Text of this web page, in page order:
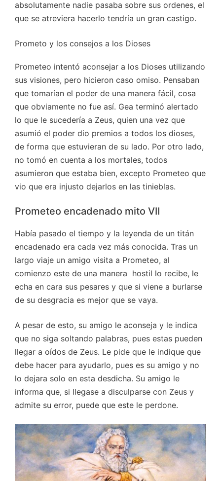
absolutamente nadie pasaba sobre sus ordenes, el
que se atreviera hacerlo tendría un gran castigo.
Prometo y los consejos a los Dioses
Prometeo intentó aconsejar a los Dioses utilizando
sus visiones, pero hicieron caso omiso. Pensaban
que tomarían el poder de una manera fácil, cosa
que obviamente no fue así. Gea terminó alertado
lo que le sucedería a Zeus, quien una vez que
asumió el poder dio premios a todos los dioses,
de forma que estuvieran de su lado. Por otro lado,
no tomó en cuenta a los mortales, todos
asumieron que estaba bien, excepto Prometeo que
vio que era injusto dejarlos en las tinieblas.
Prometeo encadenado mito VII
Había pasado el tiempo y la leyenda de un titán
encadenado era cada vez más conocida. Tras un
largo viaje un amigo visita a Prometeo, al
comienzo este de una manera hostil lo recibe, le
echa en cara sus pesares y que si viene a burlarse
de su desgracia es mejor que se vaya.
A pesar de esto, su amigo le aconseja y le indica
que no siga soltando palabras, pues estas pueden
llegar a oídos de Zeus. Le pide que le indique que
debe hacer para ayudarlo, pues es su amigo y no
lo dejara solo en esta desdicha. Su amigo le
informa que, si llegase a disculparse con Zeus y
admite su error, puede que este le perdone.